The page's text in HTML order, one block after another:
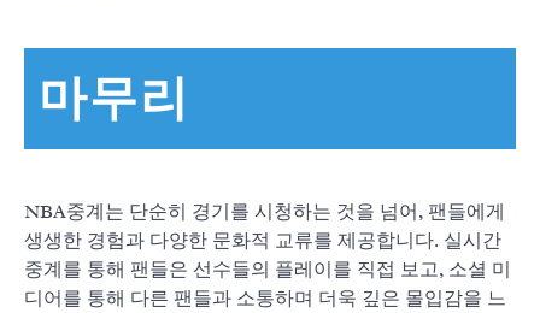
마무리
NBA중계는 단순히 경기를 시청하는 것을 넘어, 팬들에게
생생한 경험과 다양한 문화적 교류를 제공합니다. 실시간
중계를 통해 팬들은 선수들의 플레이를 직접 보고, 소셜 미
디어를 통해 다른 팬들과 소통하며 더욱 깊은 몰입감을 느